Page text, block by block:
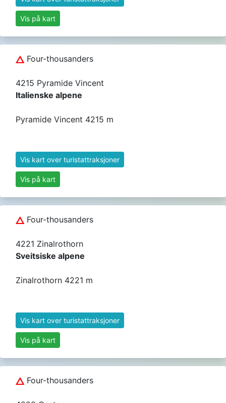
Vis på kart
Four-thousanders
4215 Pyramide Vincent
Italienske alpene
Pyramide Vincent 4215 m
Vis kart over turistattraksjoner
Vis på kart
Four-thousanders
4221 Zinalrothorn
Sveitsiske alpene
Zinalrothorn 4221 m
Vis kart over turistattraksjoner
Vis på kart
Four-thousanders